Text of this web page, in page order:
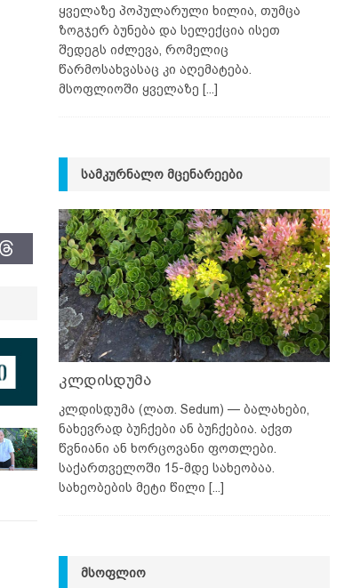
ყველაზე პოპულარული ხილია, თუმცა
ზოგჯერ ბუნება და სელექცია ისეთ
შედეგს იძლევა, რომელიც
წარმოსახვასაც კი აღემატება.
მსოფლიოში ყველაზე [...]
ᲡᲐᲛᲙᲣᲠᲜᲐᲚᲝ ᲛᲪᲔᲜᲐᲠᲔᲔᲑᲘ
კლდისდუმა
კლდისდუმა (ლათ. Sedum) — ბალახები,
ნახევრად ბუჩქები ან ბუჩქებია. აქვთ
წვნიანი ან ხორცოვანი ფოთლები.
საქართველოში 15-მდე სახეობაა.
სახეობების მეტი წილი [...]
ᲛᲡᲝᲤᲚᲘᲝ